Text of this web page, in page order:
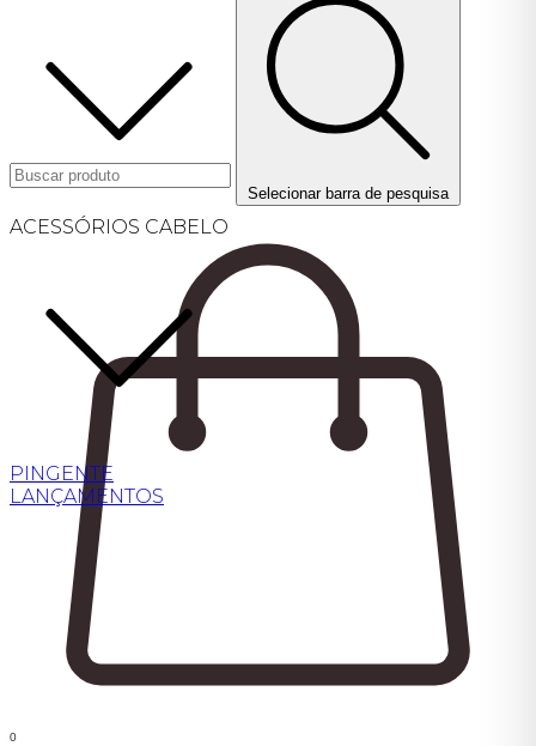
ACESSÓRIOS CABELO
PINGENTE
LANÇAMENTOS
Selecionar barra de pesquisa
0